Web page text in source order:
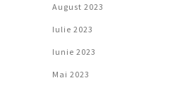
August 2023
Iulie 2023
Iunie 2023
Mai 2023